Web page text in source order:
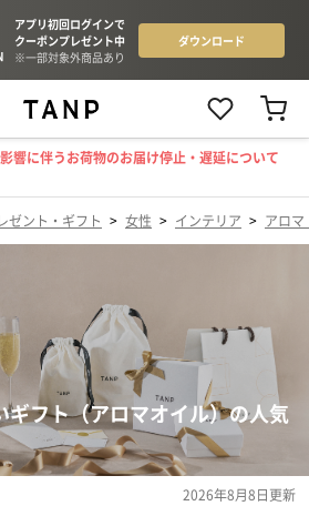
響に伴うお荷物のお届け停止・遅延について
ゼント・ギフト > 女性 > インテリア > アロマ
ギフト（アロマオイル）の人気
2026年8月8日更新